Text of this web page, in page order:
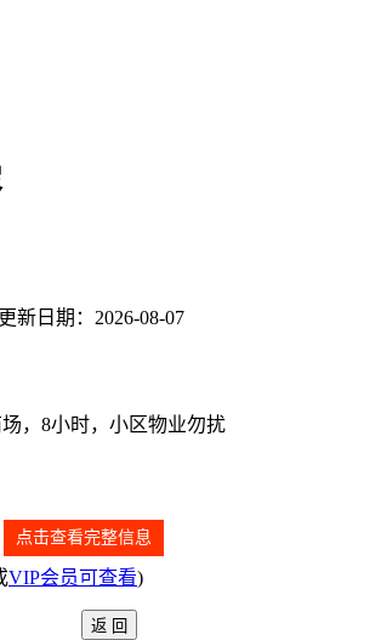
新日期：2026-08-07
，8小时，小区物业勿扰
点击查看完整信息
VIP会员可查看)